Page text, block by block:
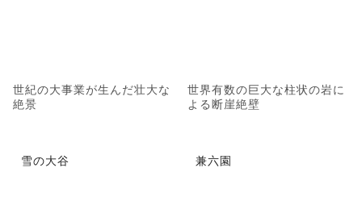
世紀の大事業が生んだ壮大な
絶景
世界有数の巨大な柱状の岩に
よる断崖絶壁
雪の大谷 兼六園